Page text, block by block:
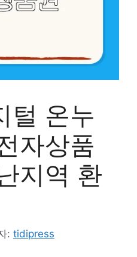
털 온누
자상품
지역 환
: tidipress